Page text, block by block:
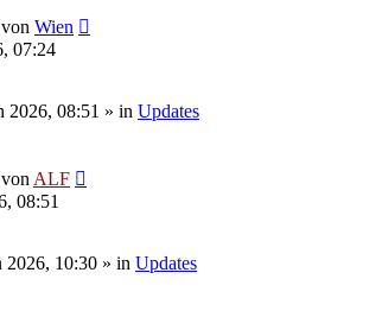
von Wien
07:24
2026, 08:51 » in Updates
von ALF
08:51
2026, 10:30 » in Updates